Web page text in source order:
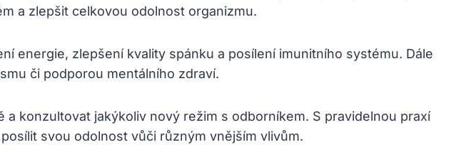
a zlepšit celkovou odolnost organizmu.
energie, zlepšení kvality spánku a posílení imunitního systému. Dále
či podporou mentálního zdraví.
konzultovat jakýkoliv nový režim s odborníkem. S pravidelnou praxí
svou odolnost vůči různým vnějším vlivům.